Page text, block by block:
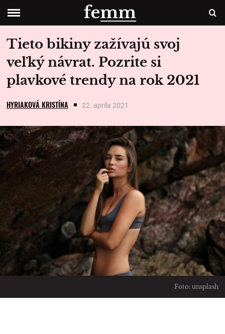
Tieto bikiny zažívajú svoj
veľký návrat. Pozrite si
plavkové trendy na rok 2021
HYRIAKOVÁ KRISTÍNA 22. apríla 2021
Foto: unsplash